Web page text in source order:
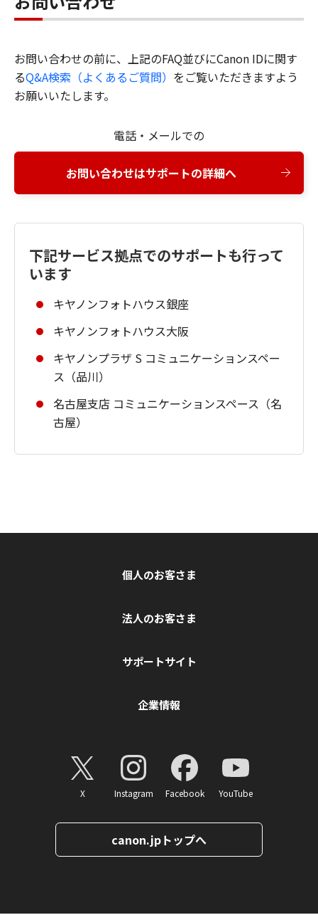
お問い合わせの前に、上記のFAQ並びにCanon IDに関す
るQ&A検索（よくあるご質問） をご覧いただきますよう
お願いいたします。
電話・メールでの
お問い合わせはサポートの詳細へ
下記サービス拠点でのサポートも行って
います
キヤノンフォトハウス銀座
キヤノンフォトハウス大阪
キヤノンプラザ S コミュニケーションスペー
ス（品川）
名古屋支店 コミュニケーションスペース（名
古屋）
個人のお客さま
法人のお客さま
サポートサイト
企業情報
X Instagram Facebook YouTube
canon.jpトップへ